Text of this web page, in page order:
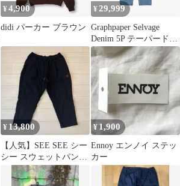
¥4,900
didi パーカー ブラウン
¥ 29,999
Graphpaper Selvage
Denim 5P テーパードパ
ンツ デニム
¥ 13,800
【人気】SEE SEE シー
シー スウェットパンツ
ブラック Lサイズ 刺繍
ロゴ
¥ 1,900
Ennoy エンノイ ステッ
カー